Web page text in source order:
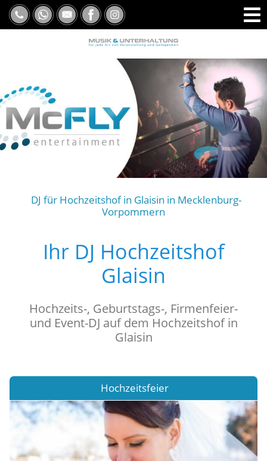
DJ für Hochzeitshof in Glaisin in Mecklenburg-
Vorpommern
Ihr DJ Hochzeitshof
Glaisin
Hochzeits-, Geburtstags-, Firmenfeier-
und Event-DJ auf dem Hochzeitshof in
Glaisin
Hochzeitsfeier